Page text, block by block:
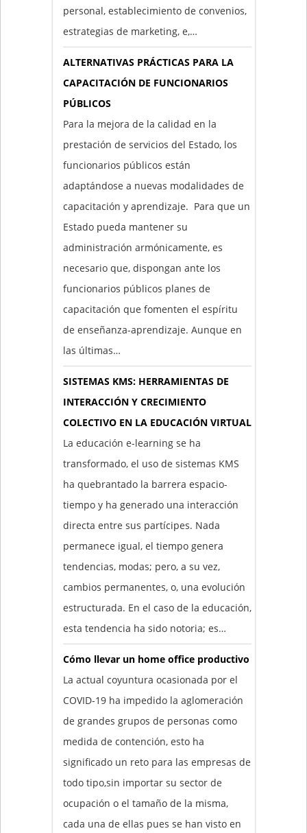
personal, establecimiento de convenios,
estrategias de marketing, e,…
ALTERNATIVAS PRÁCTICAS PARA LA
CAPACITACIÓN DE FUNCIONARIOS
PÚBLICOS
Para la mejora de la calidad en la
prestación de servicios del Estado, los
funcionarios públicos están
adaptándose a nuevas modalidades de
capacitación y aprendizaje. Para que un
Estado pueda mantener su
administración armónicamente, es
necesario que, dispongan ante los
funcionarios públicos planes de
capacitación que fomenten el espíritu
de enseñanza-aprendizaje. Aunque en
las últimas…
SISTEMAS KMS: HERRAMIENTAS DE
INTERACCIÓN Y CRECIMIENTO
COLECTIVO EN LA EDUCACIÓN VIRTUAL
La educación e-learning se ha
transformado, el uso de sistemas KMS
ha quebrantado la barrera espacio-
tiempo y ha generado una interacción
directa entre sus partícipes. Nada
permanece igual, el tiempo genera
tendencias, modas; pero, a su vez,
cambios permanentes, o, una evolución
estructurada. En el caso de la educación,
esta tendencia ha sido notoria; es…
Cómo llevar un home office productivo
La actual coyuntura ocasionada por el
COVID-19 ha impedido la aglomeración
de grandes grupos de personas como
medida de contención, esto ha
significado un reto para las empresas de
todo tipo,sin importar su sector de
ocupación o el tamaño de la misma,
cada una de ellas pues se han visto en